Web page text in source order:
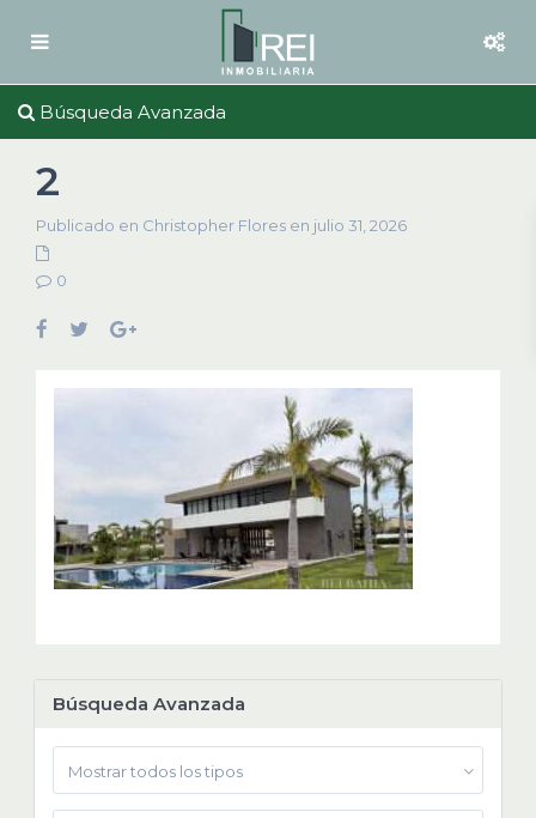
Búsqueda Avanzada
2
Publicado en Christopher Flores en julio 31, 2026
0
Búsqueda Avanzada
Mostrar todos los tipos